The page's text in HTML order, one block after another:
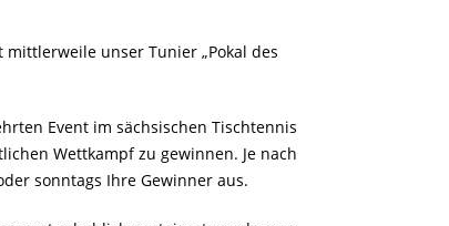
unser Tunier „Pokal des
Event im sächsischen Tischtennis
Wettkampf zu gewinnen. Je nach
sonntags Ihre Gewinner aus.